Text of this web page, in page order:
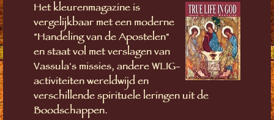
Het kleurenmagazine is
vergelijkbaar met een moderne
"Handeling van de Apostelen"
en staat vol met verslagen van
Vassula's missies, andere WLIG-
activiteiten wereldwijd en
verschillende spirituele leringen uit de
Boodschappen.